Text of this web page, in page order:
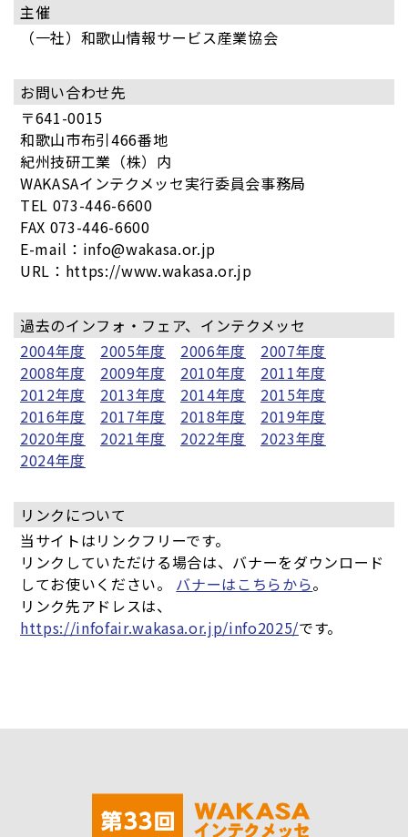
主催
（一社）和歌山情報サービス産業協会
お問い合わせ先
〒641-0015
和歌山市布引466番地
紀州技研工業（株）内
WAKASAインテクメッセ実行委員会事務局
TEL 073-446-6600
FAX 073-446-6600
E-mail：info@wakasa.or.jp
URL：https://www.wakasa.or.jp
過去のインフォ・フェア、インテクメッセ
2004年度
2005年度 2006年度
2007年度
2008年度
2009年度 2010年度
2011年度
2012年度
2013年度 2014年度
2015年度
2016年度
2017年度 2018年度
2019年度
2020年度
2021年度 2022年度
2023年度
2024年度
リンクについて
当サイトはリンクフリーです。
リンクしていただける場合は、バナーをダウンロード
してお使いください。 バナーはこちらから。
リンク先アドレスは、
https://infofair.wakasa.or.jp/info2025/です。